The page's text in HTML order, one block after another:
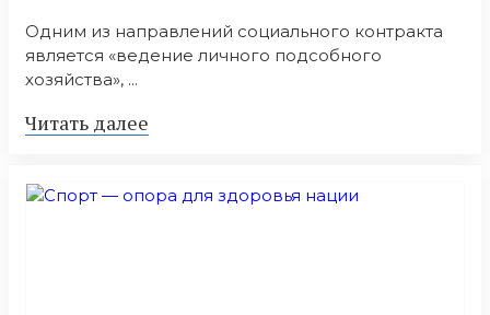
Одним из направлений социального контракта
является «ведение личного подсобного
хозяйства», ...
Читать далее